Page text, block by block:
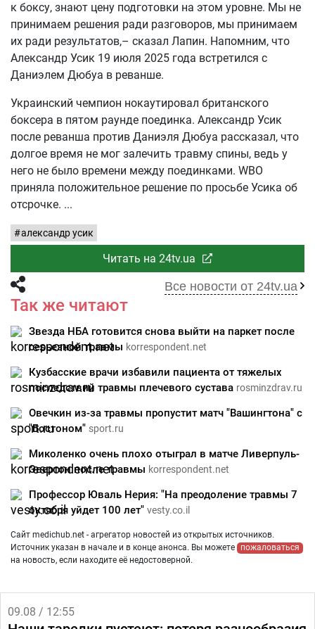
к боксу, знают цену подготовки на этом уровне. Мы не
принимаем решения ради разговоров, мы принимаем
их ради результатов,– сказал Лапин. Напомним, что
Александр Усик 19 июля 2025 года встретился с
Даниэлем Дюбуа в реванше.
Украинский чемпион нокаутировал британского
боксера в пятом раунде поединка. Александр Усик
после реванша против Даниэля Дюбуа рассказал, что
долгое время не мог залечить травму спины, ведь у
него не было времени между поединками. WBO
приняла положительное решение по просьбе Усика об
отсрочке.
александр усик
Читать на 24tv.ua
Все новости от 24tv.ua
Так же читают
Звезда НБА готовится снова выйти на паркет после
серьезной травмы korrespondent.net
Кузбасские врачи избавили пациента от тяжелых
последствий травмы плечевого сустава rosminzdrav.ru
Овечкин из-за травмы пропустит матч "Вашингтона" с
"Бостоном" sport.ru
Миколенко очень плохо отыграл в матче Ливерпуль-
Эвертон после травмы korrespondent.net
Профессор Юваль Нерия: "На преодоление травмы 7
октября уйдет 100 лет" vesty.co.il
Сайт medichub.net - агрегатор новостей из открытых источников.
Источник указан в начале и в конце анонса. Вы можете
пожаловаться
на новость, если находите её недостоверной.
09.08 / 12:55